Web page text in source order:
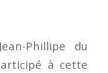
Phillipe du
à cette